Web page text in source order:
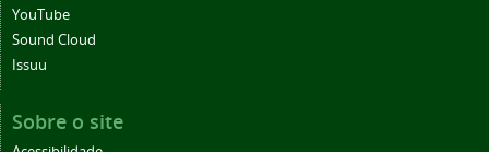
YouTube
Sound Cloud
Issuu
Sobre o site